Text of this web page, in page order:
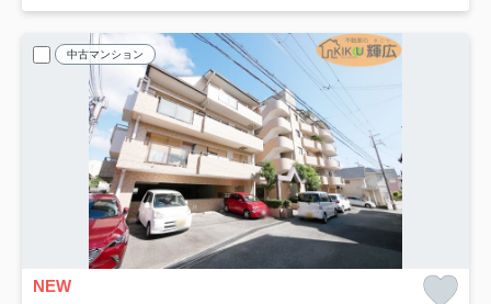
中古マンション
NEW